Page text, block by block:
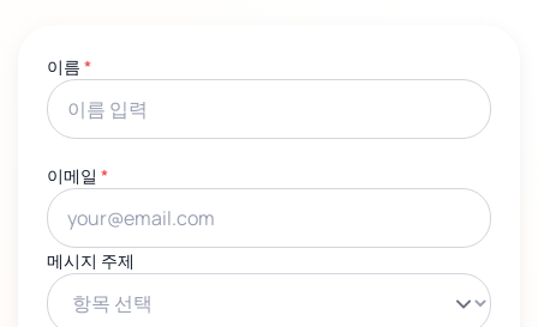
이름 *
이메일 *
메시지 주제